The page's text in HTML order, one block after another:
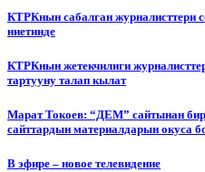
КТРКнын сабалган журналисттери
ниетинде
КТРКнын жетекчилиги
тартууну талап кылат
Марат Токоев: “ДЕМ” сайтынан бир
сайттардын материалдарын окуса
В эфире – новое телевидение